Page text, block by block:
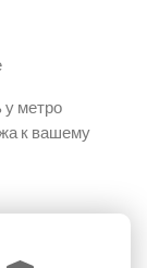
метро
к вашему